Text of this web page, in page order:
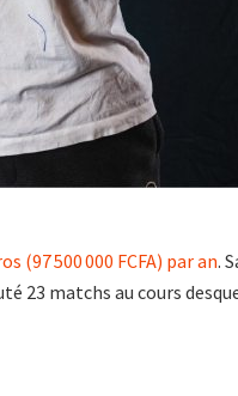
(97 500 000 FCFA) par an.
23 matchs au cours